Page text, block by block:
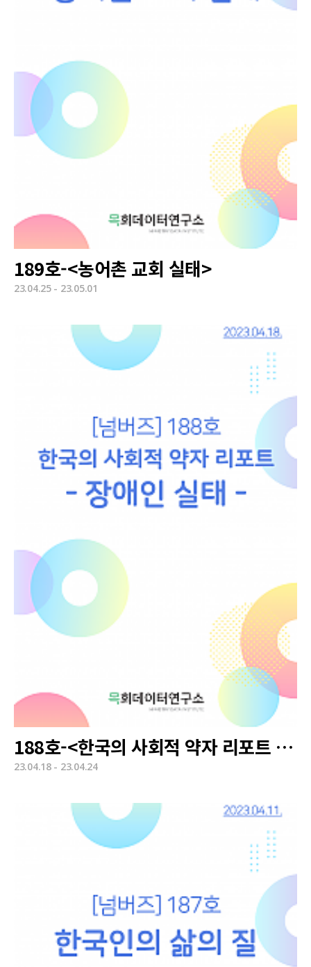
189호-<농어촌 교회 실태>
23.04.25 - 23.05.01
188호-<한국의 사회적 약자 리포트 - 장애인 실태>
23.04.18 - 23.04.24